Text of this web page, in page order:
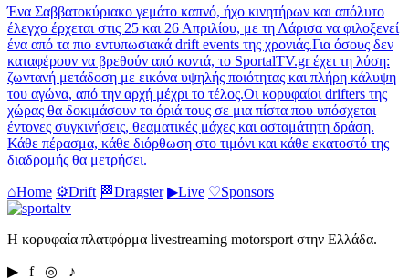
Ένα Σαββατοκύριακο γεμάτο καπνό, ήχο κινητήρων και απόλυτο
έλεγχο έρχεται στις 25 και 26 Απριλίου, με τη Λάρισα να φιλοξενεί
ένα από τα πιο εντυπωσιακά drift events της χρονιάς.Για όσους δεν
καταφέρουν να βρεθούν από κοντά, το SportalTV.gr έχει τη λύση:
ζωντανή μετάδοση με εικόνα υψηλής ποιότητας και πλήρη κάλυψη
του αγώνα, από την αρχή μέχρι το τέλος.Οι κορυφαίοι drifters της
χώρας θα δοκιμάσουν τα όριά τους σε μια πίστα που υπόσχεται
έντονες συγκινήσεις, θεαματικές μάχες και ασταμάτητη δράση.
Κάθε πέρασμα, κάθε διόρθωση στο τιμόνι και κάθε εκατοστό της
διαδρομής θα μετρήσει.
⌂Home ⚙Drift 🏁Dragster ▶Live ♡Sponsors
Η κορυφαία πλατφόρμα livestreaming motorsport στην Ελλάδα.
▶ f ◎ ♪